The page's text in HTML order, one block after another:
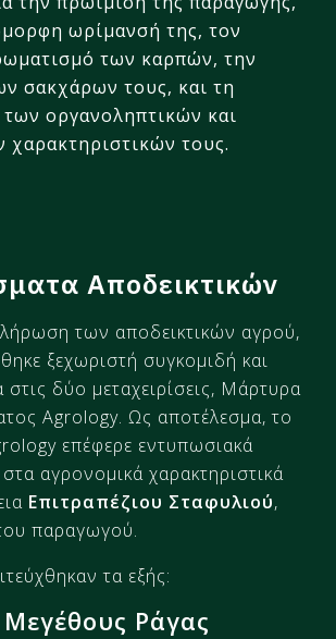
ωρίμανσή της, τον
των καρπών, την
σακχάρων τους, και τη
οργανοληπτικών και
χαρακτηριστικών τους.
Αποδεικτικών
λήρωση των αποδεικτικών αγρού,
ε ξεχωριστή συγκομιδή και
στις δύο μεταχειρίσεις, Μάρτυρα
Agrology. Ως αποτέλεσμα, το
επέφερε εντυπωσιακά
αγρονομικά χαρακτηριστικά
Επιτραπέζιου Σταφυλιού,
παραγωγού.
τα εξής:
Μεγέθους Ράγας